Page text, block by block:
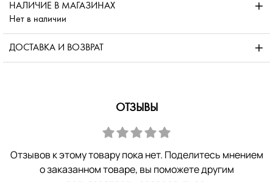
НАЛИЧИЕ В МАГАЗИНАХ
Нет в наличии
ДОСТАВКА И ВОЗВРАТ
ОТЗЫВЫ
Отзывов к этому товару пока нет. Поделитесь мнением
о заказанном товаре, вы поможете другим